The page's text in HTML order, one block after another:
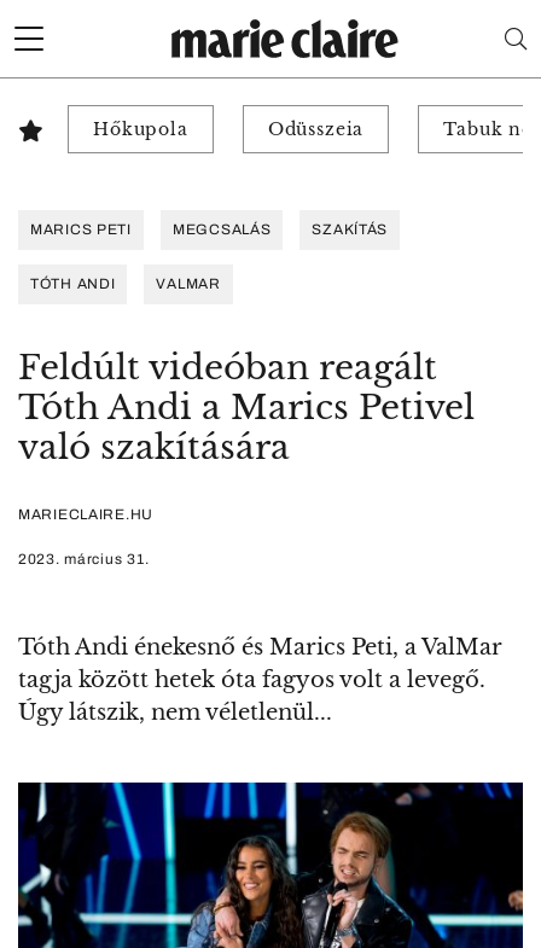
Hőkupola Odüsszeia Tabuk
MARICS PETI MEGCSALÁS SZAKÍTÁS
TÓTH ANDI VALMAR
Feldúlt videóban reagált
Tóth Andi a Marics Petivel
való szakítására
MARIECLAIRE.HU
2023. március 31.
Tóth Andi énekesnő és Marics Peti, a ValMar
tagja között hetek óta fagyos volt a levegő.
Úgy látszik, nem véletlenül...